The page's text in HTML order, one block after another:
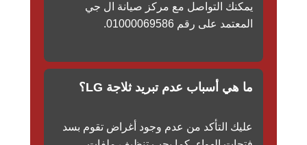
يمكنك التواصل مع مركز صيانة ال جي
المعتمد على رقم 01000069586.
ما هي أسباب عدم تبريد ثلاجة LG؟
عليك التأكد من عدم وجود أغراض تقوم بسد